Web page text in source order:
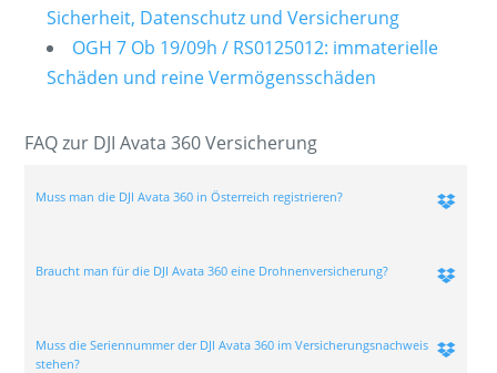
Sicherheit, Datenschutz und Versicherung
OGH 7 Ob 19/09h / RS0125012: immaterielle
Schäden und reine Vermögensschäden
FAQ zur DJI Avata 360 Versicherung
Muss man die DJI Avata 360 in Österreich registrieren?
Braucht man für die DJI Avata 360 eine Drohnenversicherung?
Muss die Seriennummer der DJI Avata 360 im Versicherungsnachweis
stehen?